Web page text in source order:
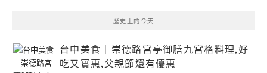
歷史上的今天
台中美食｜崇德路宮亭御膳九宮格料理,好
吃又實惠,父親節還有優惠